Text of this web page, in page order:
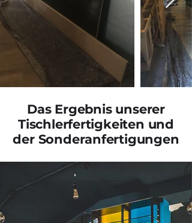
Das Ergebnis unserer
Tischlerfertigkeiten und
der Sonderanfertigungen